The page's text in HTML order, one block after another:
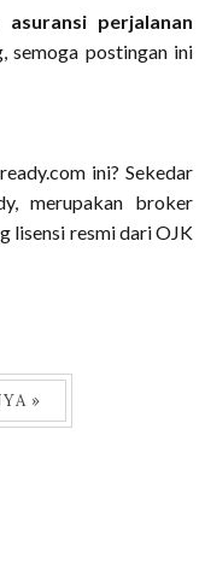
asuransi perjalanan
semoga postingan ini
ini? Sekedar
merupakan broker
lisensi resmi dari OJK
»